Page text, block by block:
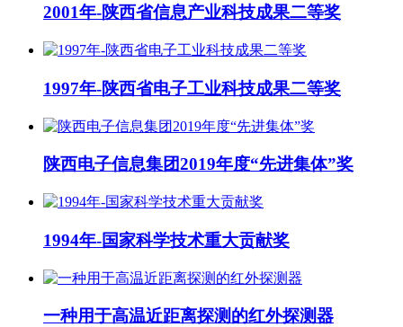
2001年-陕西省信息产业科技成果二等奖
1997年-陕西省电子工业科技成果二等奖
陕西电子信息集团2019年度“先进集体”奖
1994年-国家科学技术重大贡献奖
一种用于高温近距离探测的红外探测器